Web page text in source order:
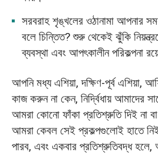
সরবরাহ শৃঙ্খলের ওঠানামা আপনার
বলে চিন্তিত? শুরু থেকেই ঝুঁকি
ব্যবস্থা এবং আপৎকালীন পরিকল্পনা
আপনি মধ্য এশিয়া, দক্ষিণ-পূর্ব এশিয়া,
কাজ করুন না কেন, নির্দ্বিধায় আমাদের
আমরা কোনো ফাঁকা প্রতিশ্রুতি দিই না
আমরা কেবল সেই প্রকল্পগুলোই হাতে
পারব, এবং একবার প্রতিশ্রুতিবদ্ধ